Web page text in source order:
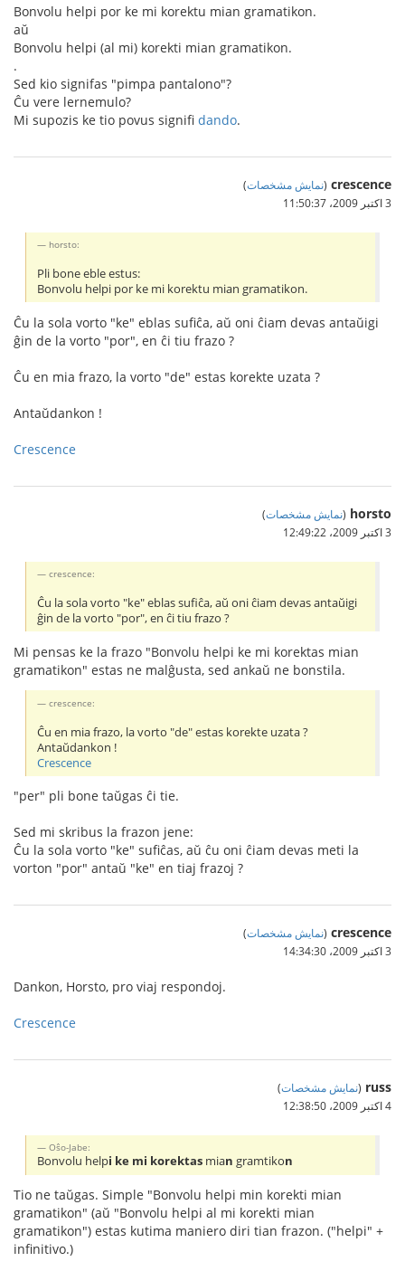
Bonvolu helpi por ke mi korektu mian gramatikon.
aŭ
Bonvolu helpi (al mi) korekti mian gramatikon.
.
Sed kio signifas "pimpa pantalono"?
Ĉu vere lernemulo?
Mi supozis ke tio povus signifi dando.
crescence
(نمایش مشخصات)
3 اکتبر 2009،‏ 11:50:37
horsto:
Pli bone eble estus:
Bonvolu helpi por ke mi korektu mian gramatikon.
Ĉu la sola vorto "ke" eblas sufiĉa, aŭ oni ĉiam devas antaŭigi
ĝin de la vorto "por", en ĉi tiu frazo ?
Ĉu en mia frazo, la vorto "de" estas korekte uzata ?
Antaŭdankon !
Crescence
horsto
(نمایش مشخصات)
3 اکتبر 2009،‏ 12:49:22
crescence:
Ĉu la sola vorto "ke" eblas sufiĉa, aŭ oni ĉiam devas antaŭigi
ĝin de la vorto "por", en ĉi tiu frazo ?
Mi pensas ke la frazo "Bonvolu helpi ke mi korektas mian
gramatikon" estas ne malĝusta, sed ankaŭ ne bonstila.
crescence:
Ĉu en mia frazo, la vorto "de" estas korekte uzata ?
Antaŭdankon !
Crescence
"per" pli bone taŭgas ĉi tie.
Sed mi skribus la frazon jene:
Ĉu la sola vorto "ke" sufiĉas, aŭ ĉu oni ĉiam devas meti la
vorton "por" antaŭ "ke" en tiaj frazoj ?
crescence
(نمایش مشخصات)
3 اکتبر 2009،‏ 14:34:30
Dankon, Horsto, pro viaj respondoj.
Crescence
russ
(نمایش مشخصات)
4 اکتبر 2009،‏ 12:38:50
Oŝo-Jabe:
Bonvolu helpi ke mi korektas mian gramtikon
Tio ne taŭgas. Simple "Bonvolu helpi min korekti mian
gramatikon" (aŭ "Bonvolu helpi al mi korekti mian
gramatikon") estas kutima maniero diri tian frazon. ("helpi" +
infinitivo.)